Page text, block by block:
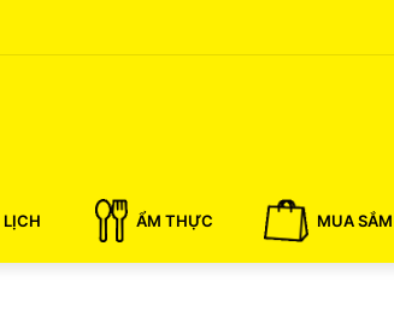
LỊCH ẨM THỰC MUA SẮM